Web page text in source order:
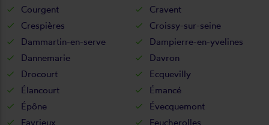
Courgent
Cravent
Crespières
Croissy-sur-seine
Dammartin-en-serve
Dampierre-en-yvelines
Dannemarie
Davron
Drocourt
Ecquevilly
Élancourt
Émancé
Épône
Évecquemont
Favrieux
Feucherolles